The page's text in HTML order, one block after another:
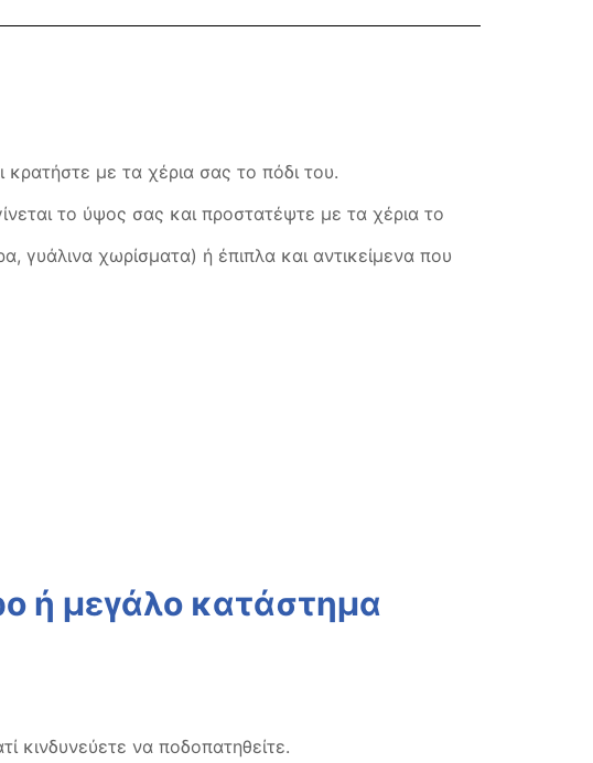
κρατήστε με τα χέρια σας το πόδι του.
το ύψος σας και προστατέψτε με τα χέρια το
γυάλινα χωρίσματα) ή έπιπλα και αντικείμενα που
ή μεγάλο κατάστημα
κινδυνεύετε να ποδοπατηθείτε.